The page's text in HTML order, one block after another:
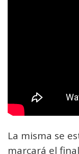
La misma se
marcará el